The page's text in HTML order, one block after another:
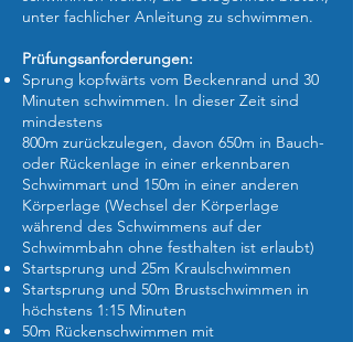
unter fachlicher Anleitung zu schwimmen.
Prüfungsanforderungen:
Sprung kopfwärts vom Beckenrand und 30
Minuten schwimmen. In dieser Zeit sind
mindestens
800m zurückzulegen, davon 650m in Bauch-
oder Rückenlage in einer erkennbaren
Schwimmart und 150m in einer anderen
Körperlage (Wechsel der Körperlage
während des Schwimmens auf der
Schwimmbahn ohne festhalten ist erlaubt)
Startsprung und 25m Kraulschwimmen
Startsprung und 50m Brustschwimmen in
höchstens 1:15 Minuten
50m Rückenschwimmen mit